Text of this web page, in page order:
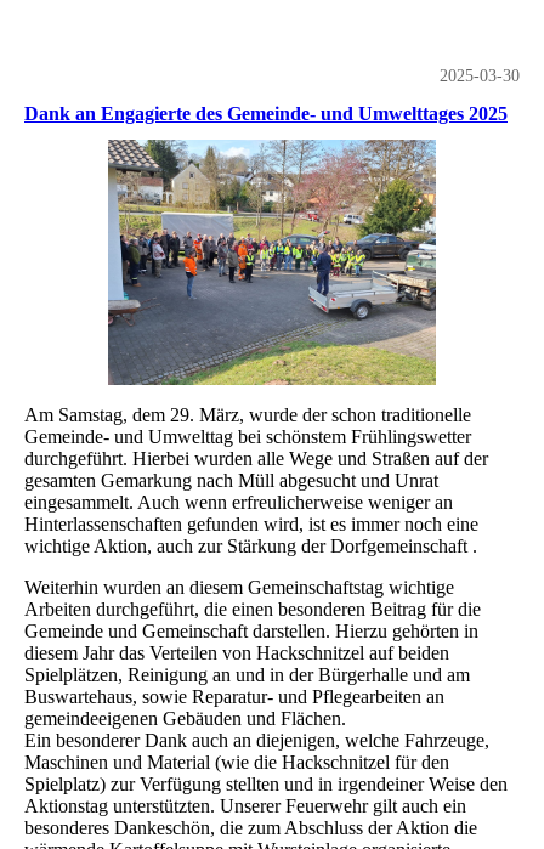
2025-03-30
Dank an Engagierte des Gemeinde- und Umwelttages 2025
Am Samstag, dem 29. März, wurde der schon traditionelle
Gemeinde- und Umwelttag bei schönstem Frühlingswetter
durchgeführt. Hierbei wurden alle Wege und Straßen auf der
gesamten Gemarkung nach Müll abgesucht und Unrat
eingesammelt. Auch wenn erfreulicherweise weniger an
Hinterlassenschaften gefunden wird, ist es immer noch eine
wichtige Aktion, auch zur Stärkung der Dorfgemeinschaft .
Weiterhin wurden an diesem Gemeinschaftstag wichtige
Arbeiten durchgeführt, die einen besonderen Beitrag für die
Gemeinde und Gemeinschaft darstellen. Hierzu gehörten in
diesem Jahr das Verteilen von Hackschnitzel auf beiden
Spielplätzen, Reinigung an und in der Bürgerhalle und am
Buswartehaus, sowie Reparatur- und Pflegearbeiten an
gemeindeeigenen Gebäuden und Flächen.
Ein besonderer Dank auch an diejenigen, welche Fahrzeuge,
Maschinen und Material (wie die Hackschnitzel für den
Spielplatz) zur Verfügung stellten und in irgendeiner Weise den
Aktionstag unterstützten. Unserer Feuerwehr gilt auch ein
besonderes Dankeschön, die zum Abschluss der Aktion die